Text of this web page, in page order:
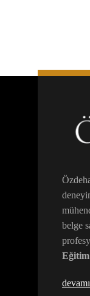
belge
devamı